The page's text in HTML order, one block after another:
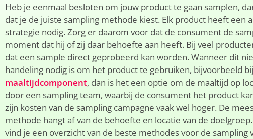
Heb je eenmaal besloten om jouw product te gaan samplen,
dat je de juiste sampling methode kiest. Elk product heeft een
strategie nodig. Zorg er daarom voor dat de consument de
moment dat hij of zij daar behoefte aan heeft. Bij veel
dat een sample direct geprobeerd kan worden. Wanneer dit
handeling nodig is om het product te gebruiken, bijvoorbeeld
maaltijdcomponent, dan is het een optie om de maaltijd op
door een sampling team, waarbij de consument het product
zijn kosten van de sampling campagne vaak wel hoger. De
methode hangt af van de behoefte en locatie van de
vind je een overzicht van de beste methodes voor de sampling